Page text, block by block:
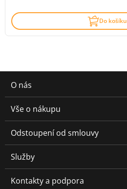
Do košíku
O nás
Vše o nákupu
Odstoupení od smlouvy
Služby
Kontakty a podpora